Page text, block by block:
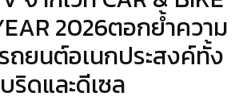
2026ตอกย้ำความ
ถยนต์อเนกประสงค์ทั้ง
ดและดีเซล